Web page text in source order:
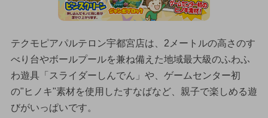
テクモピアパルテロン宇都宮店は、2メートルの高さのす
べり台やボールプールを兼ね備えた地域最大級のふわふ
わ遊具「スライダーしんでん」や、ゲームセンター初
の"ヒノキ"素材を使用したすなばなど、親子で楽しめる遊
びがいっぱいです。